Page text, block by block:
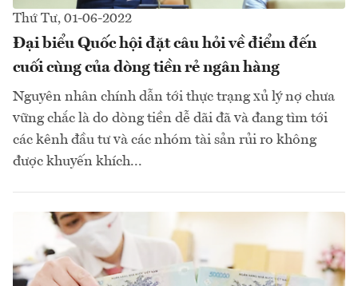
Thứ Tư, 01-06-2022
Đại biểu Quốc hội đặt câu hỏi về điểm đến
cuối cùng của dòng tiền rẻ ngân hàng
Nguyên nhân chính dẫn tới thực trạng xủ lý nợ chưa
vững chắc là do dòng tiền dễ dãi đã và đang tìm tới
các kênh đầu tư và các nhóm tài sản rủi ro không
được khuyến khích...